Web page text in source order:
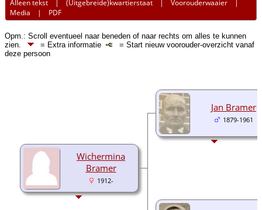
Alleen tekst |(Uitgebreide)kwartierstaat |Voorouderwaaier |
Media | PDF
Opm.: Scroll eventueel naar beneden of naar rechts om alles te kunnen
zien.
= Extra informatie
= Start nieuw voorouder-overzicht vanaf
deze persoon
Wichermina
Bramer
1912-
Jan Bramer
1879-1961